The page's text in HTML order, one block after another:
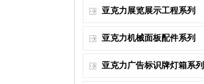
亚克力展览展示工程系列
亚克力机械面板配件系列
亚克力广告标识牌灯箱系列